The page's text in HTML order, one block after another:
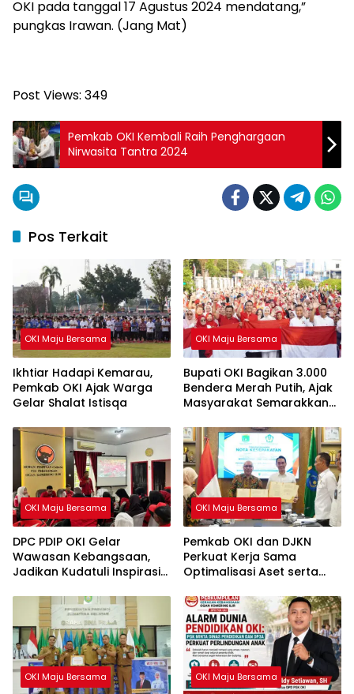
OKI pada tanggal 17 Agustus 2024 mendatang,”
pungkas Irawan. (Jang Mat)
Post Views: 349
Pemkab OKI Kembali Raih Penghargaan
Nirwasita Tantra 2024
Pos Terkait
OKI Maju Bersama
Ikhtiar Hadapi Kemarau,
Pemkab OKI Ajak Warga
Gelar Shalat Istisqa
OKI Maju Bersama
Bupati OKI Bagikan 3.000
Bendera Merah Putih, Ajak
Masyarakat Semarakkan
OKI Maju Bersama
DPC PDIP OKI Gelar
Wawasan Kebangsaan,
Jadikan Kudatuli Inspirasi
OKI Maju Bersama
Pemkab OKI dan DJKN
Perkuat Kerja Sama
Optimalisasi Aset serta
OKI Maju Bersama OKI Maju Bersama